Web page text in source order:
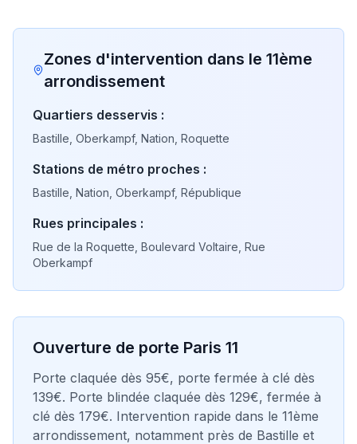
Zones d'intervention dans le11ème
arrondissement
Quartiers desservis :
Bastille, Oberkampf, Nation, Roquette
Stations de métro proches :
Bastille, Nation, Oberkampf, République
Rues principales :
Rue de la Roquette, Boulevard Voltaire, Rue
Oberkampf
Ouverture de porte Paris 11
Porte claquée dès 95€, porte fermée à clé dès
139€. Porte blindée claquée dès 129€, fermée à
clé dès 179€. Intervention rapide dans le 11ème
arrondissement, notamment près de Bastille et